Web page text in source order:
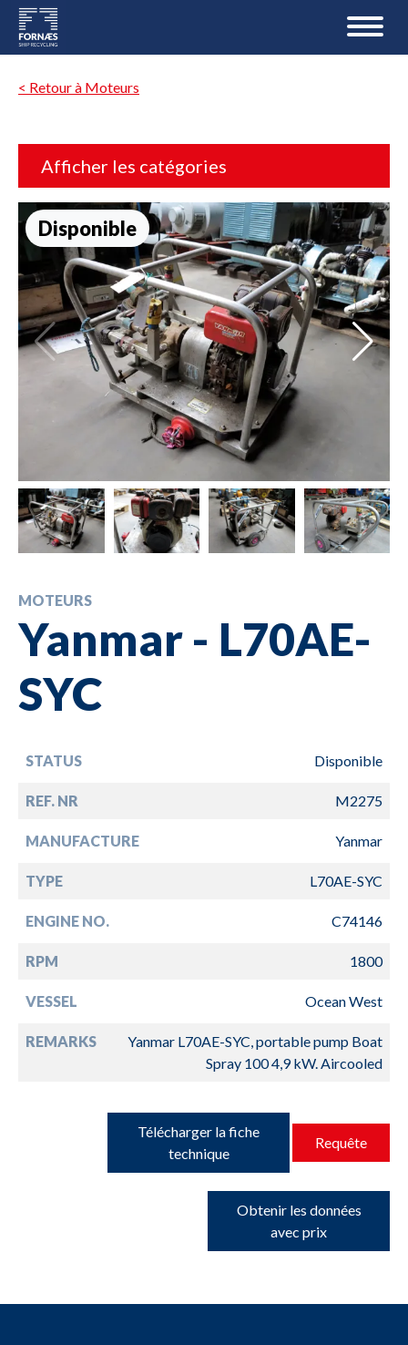
< Retour à Moteurs
Afficher les catégories
Disponible
MOTEURS
Yanmar - L70AE-
SYC
STATUS Disponible
REF. NR M2275
MANUFACTURE Yanmar
TYPE L70AE-SYC
ENGINE NO. C74146
RPM 1800
VESSEL Ocean West
REMARKS
Yanmar L70AE-SYC, portable pump Boat
Spray 100 4,9 kW. Aircooled
Télécharger la fiche
technique
Requête
Obtenir les données
avec prix